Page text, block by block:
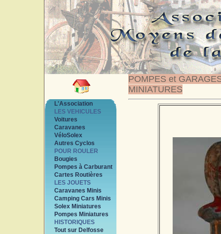
POMPES et
MINIATURES
L'Association
LES VEHICULES
Voitures
Caravanes
VéloSolex
Autres Cyclos
POUR ROULER
Bougies
Pompes à Carburant
Cartes Routières
LES JOUETS
Caravanes Minis
Camping Cars Minis
Solex Miniatures
Pompes Miniatures
HISTORIQUES
Tout sur Delfosse